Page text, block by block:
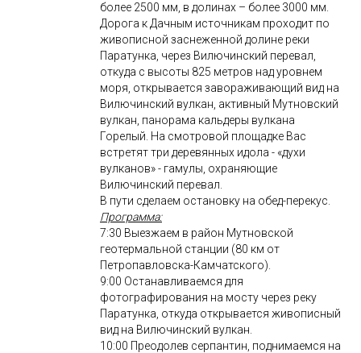
более 2500 мм, в долинах – более 3000 мм.
Дорога к Дачным источникам проходит по
живописной заснеженной долине реки
Паратунка, через Вилючинский перевал,
откуда с высоты 825 метров над уровнем
моря, открывается завораживающий вид на
Вилючинский вулкан, активный Мутновский
вулкан, панорама кальдеры вулкана
Горелый. На смотровой площадке Вас
встретят три деревянных идола - «духи
вулканов» - гамулы, охраняющие
Вилючинский перевал.
В пути сделаем остановку на обед-перекус.
Программа:
7:30 Выезжаем в район Мутновской
геотермальной станции (80 км от
Петропавловска-Камчатского).
9:00 Останавливаемся для
фотографирования на мосту через реку
Паратунка, откуда открывается живописный
вид на Вилючинский вулкан.
10:00 Преодолев серпантин, поднимаемся на